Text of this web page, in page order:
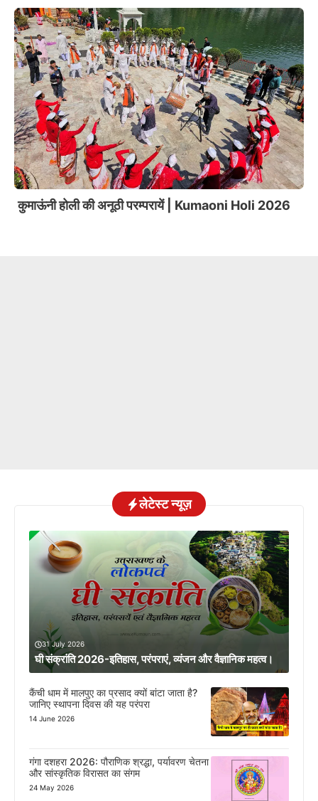
कुमाऊंनी होली की अनूठी परम्परायें | Kumaoni Holi 2026
लेटेस्ट न्यूज़
31 July 2026
घी संक्रांति 2026-इतिहास, परंपराएं, व्यंजन और वैज्ञानिक महत्व।
कैंची धाम में मालपुए का प्रसाद क्यों बांटा जाता है?
जानिए स्थापना दिवस की यह परंपरा
14 June 2026
गंगा दशहरा 2026: पौराणिक श्रद्धा, पर्यावरण चेतना
और सांस्कृतिक विरासत का संगम
24 May 2026